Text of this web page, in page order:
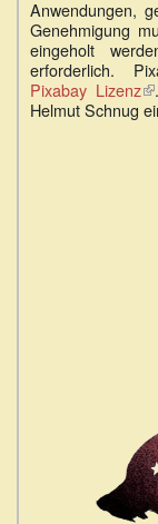
Anwendungen,
Genehmigung
eingeholt
erforderlich.
Pixabay Lizenz
ist
Helmut Schnug